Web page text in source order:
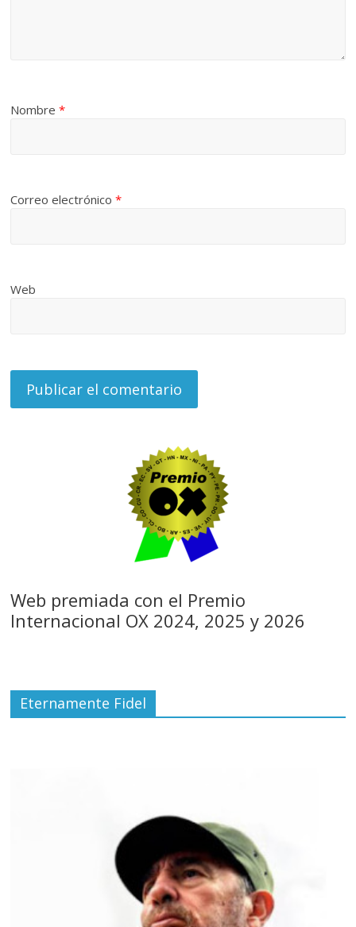
Nombre*
Correo electrónico*
Web
Web premiada con el Premio
Internacional OX 2024, 2025 y 2026
Eternamente Fidel